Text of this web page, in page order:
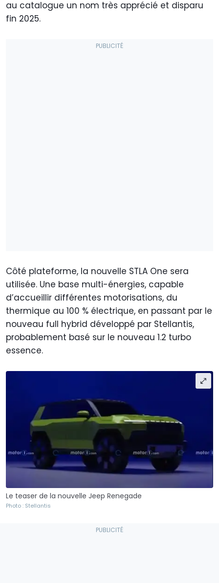
au catalogue un nom très apprécié et disparu
fin 2025.
Côté plateforme, la nouvelle STLA One sera
utilisée. Une base multi-énergies, capable
d’accueillir différentes motorisations, du
thermique au 100 % électrique, en passant par le
nouveau full hybrid développé par Stellantis,
probablement basé sur le nouveau 1.2 turbo
essence.
Le teaser de la nouvelle Jeep Renegade
Photo : Stellantis